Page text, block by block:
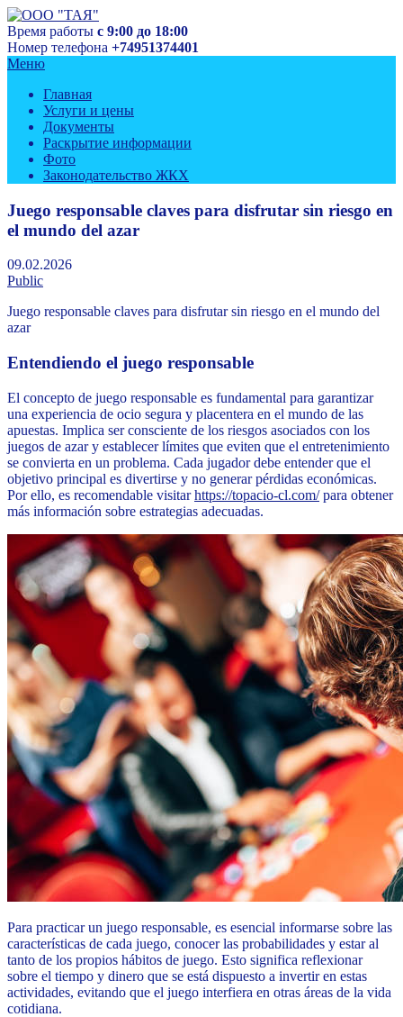
Перейти
к
содержимому
ООО "ТАЯ"
Управляющая компания
Время работы с 9:00 до 18:00
Номер телефона +74951374401
Меню
Главная
Услуги и цены
Документы
Раскрытие информации
Фото
Законодательство ЖКХ
Juego responsable claves para disfrutar sin riesgo en
el mundo del azar
09.02.2026
Public
Juego responsable claves para disfrutar sin riesgo en el mundo del
azar
Entendiendo el juego responsable
El concepto de juego responsable es fundamental para garantizar
una experiencia de ocio segura y placentera en el mundo de las
apuestas. Implica ser consciente de los riesgos asociados con los
juegos de azar y establecer límites que eviten que el entretenimiento
se convierta en un problema. Cada jugador debe entender que el
objetivo principal es divertirse y no generar pérdidas económicas.
Por ello, es recomendable visitarhttps://topacio-cl.com/para obtener
más información sobre estrategias adecuadas.
Para practicar un juego responsable, es esencial informarse sobre las
características de cada juego, conocer las probabilidades y estar al
tanto de los propios hábitos de juego. Esto significa reflexionar
sobre el tiempo y dinero que se está dispuesto a invertir en estas
actividades, evitando que el juego interfiera en otras áreas de la vida
cotidiana.